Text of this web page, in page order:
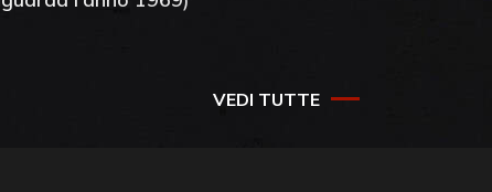
VEDI TUTTE